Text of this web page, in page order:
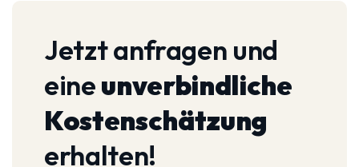
Jetzt anfragen und
eineunverbindliche
Kostenschätzung
erhalten!